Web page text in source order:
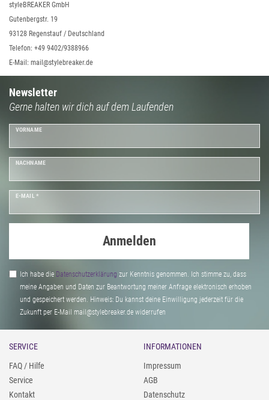
styleBREAKER GmbH
Gutenbergstr. 19
93128 Regenstauf / Deutschland
Telefon: +49 9402/9388966
E-Mail: mail@stylebreaker.de
Newsletter
Gerne halten wir dich auf dem Laufenden
VORNAME
NACHNAME
E-MAIL *
Anmelden
Ich habe die Daten­schutz­erklärung zur Kenntnis genommen. Ich stimme zu, dass
meine Angaben und Daten zur Beantwortung meiner Anfrage elektronisch erhoben
und gespeichert werden. Hinweis: Du kannst deine Einwilligung jederzeit für die
Zukunft per E-Mail mail@stylebreaker.de widerrufen
SERVICE
FAQ / Hilfe
Service
Kontakt
INFORMATIONEN
Impressum
AGB
Datenschutz